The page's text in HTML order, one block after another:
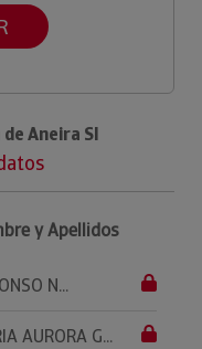
Aneira Sl
y Apellidos
N...
AURORA G...